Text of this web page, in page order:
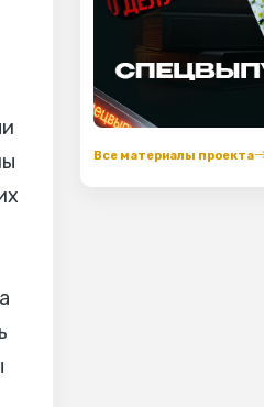
Все материалы проекта